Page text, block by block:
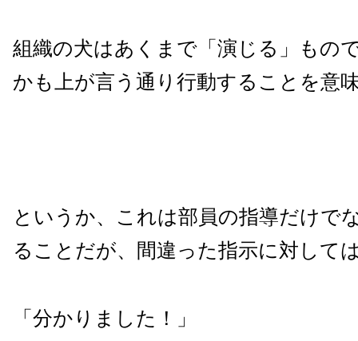
組織の犬はあくまで「演じる」もの
かも上が言う通り行動することを意
というか、これは部員の指導だけで
ることだが、間違った指示に対して
「分かりました！」